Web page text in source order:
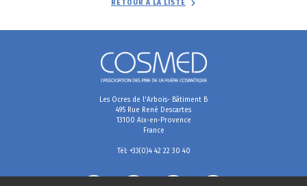
RETOUR À LA LISTE
Les Ocres de l'Arbois- Bâtiment B
495 Rue René Descartes
13100 Aix-en-Provence
France
Tél: +33(0)4 42 22 30 40